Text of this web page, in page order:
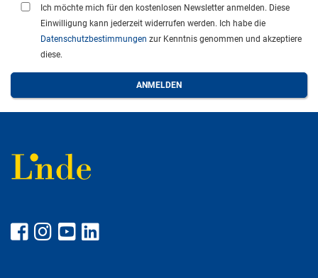
Ich möchte mich für den kostenlosen Newsletter anmelden. Diese
Einwilligung kann jederzeit widerrufen werden. Ich habe die
Datenschutzbestimmungen zur Kenntnis genommen und akzeptiere
diese.